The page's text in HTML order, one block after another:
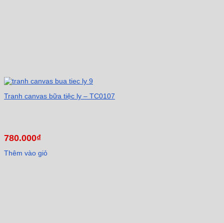
Tranh canvas bữa tiệc ly – TC0107
780.000₫
Thêm vào giỏ